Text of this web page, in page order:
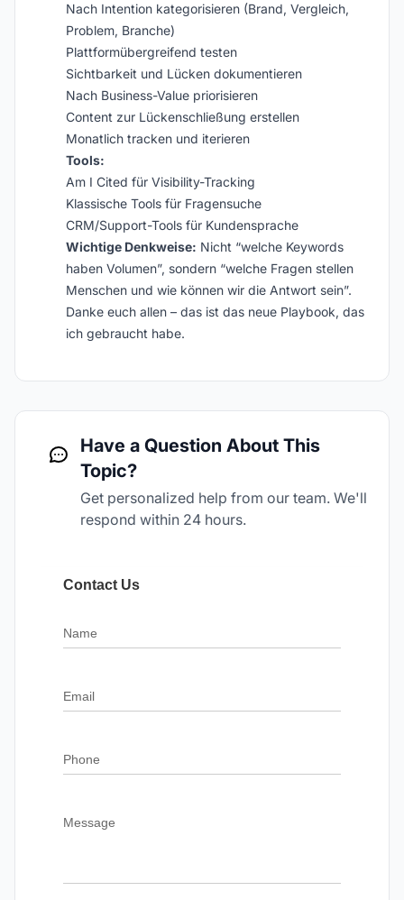
Nach Intention kategorisieren (Brand, Vergleich,
Problem, Branche)
Plattformübergreifend testen
Sichtbarkeit und Lücken dokumentieren
Nach Business-Value priorisieren
Content zur Lückenschließung erstellen
Monatlich tracken und iterieren
Tools:
Am I Cited für Visibility-Tracking
Klassische Tools für Fragensuche
CRM/Support-Tools für Kundensprache
Wichtige Denkweise: Nicht “welche Keywords
haben Volumen”, sondern “welche Fragen stellen
Menschen und wie können wir die Antwort sein”.
Danke euch allen – das ist das neue Playbook, das
ich gebraucht habe.
Have a Question About This
Topic?
Get personalized help from our team. We'll
respond within 24 hours.